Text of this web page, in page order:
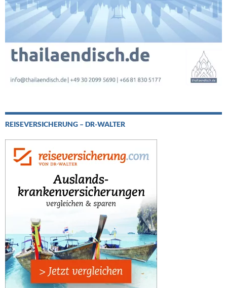
REISEVERSICHERUNG – DR-WALTER